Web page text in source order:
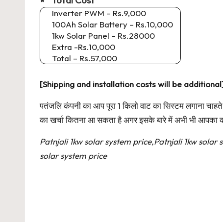
Inverter PWM – Rs.9,000
100Ah Solar Battery – Rs.10,000
1kw Solar Panel – Rs.28000
Extra -Rs.10,000
Total – Rs.57,000
[Shipping and installation costs will be
पतंजलि कंपनी का आप पूरा 1 किलो वाट का सिस्टम लगाना
का खर्चा कितना आ सकता है अगर इसके बारे में अभी भी
Patnjali 1kw solar system price,Patnjali 1kw
solar system price